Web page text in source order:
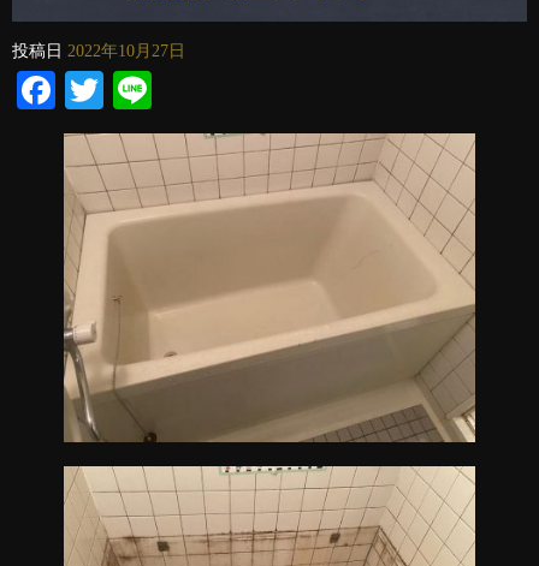
投稿日 2022年10月27日
Facebook
Twitter